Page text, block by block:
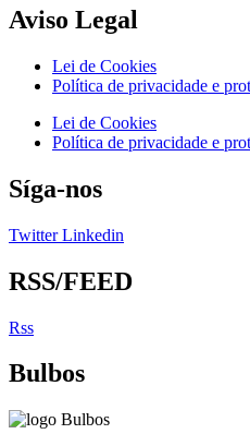
Aviso Legal
Lei de Cookies
Política de privacidade e
Lei de Cookies
Política de privacidade e
Síga-nos
Twitter Linkedin
RSS/FEED
Rss
Bulbos